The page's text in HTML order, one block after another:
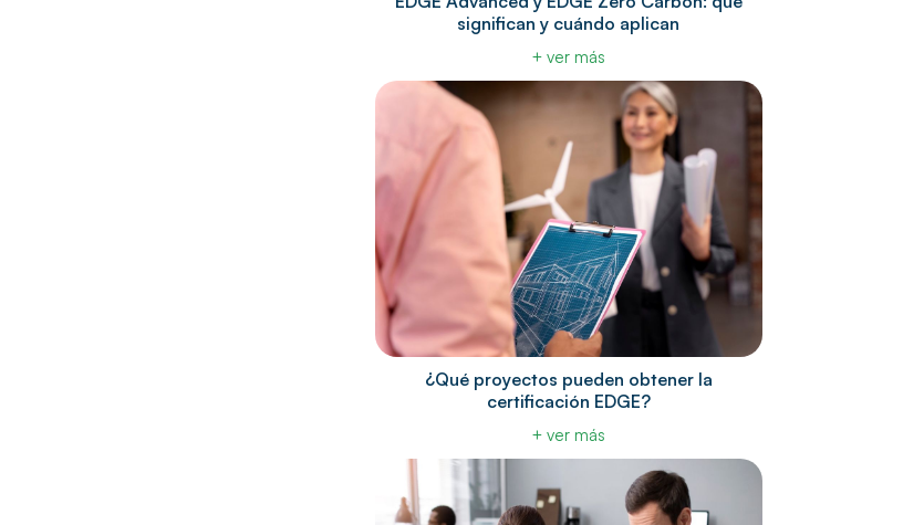
significan y cuándo aplican
+ ver más
¿Qué proyectos pueden obtener la
certificación EDGE?
+ ver más